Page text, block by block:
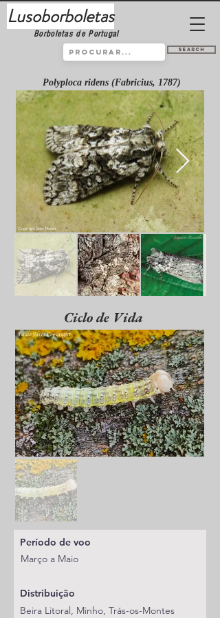
Lusoborboletas
Borboletas de Portugal
Search
Polyploca ridens (Fabricius, 1787)
Ciclo de Vida
Período de voo
Março a Maio
Distribuição
Beira Litoral, Minho, Trás-os-Montes